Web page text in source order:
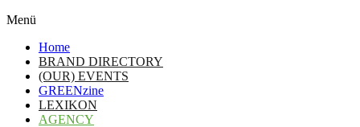
Menü
Home
BRAND DIRECTORY
(OUR) EVENTS
GREENzine
LEXIKON
AGENCY